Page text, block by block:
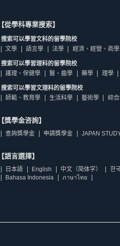
【從學科專業搜索】
搜索可以學習文科的留學院校
文學
語言學 法學 經濟、經營、商學
搜索可以學習理科的留學院校
護理、保健學
醫、齒學 藥學 理學
搜索可以學習文理科的留學院校
師範、教育學
生活科學 藝術學 綜
【獎學金咨詢】
查詢獎學金 申請獎學金 JAPAN
【語言選擇】
日本語 English 中文（简体字） 한
Bahasa Indonesia
ภาษาไทย